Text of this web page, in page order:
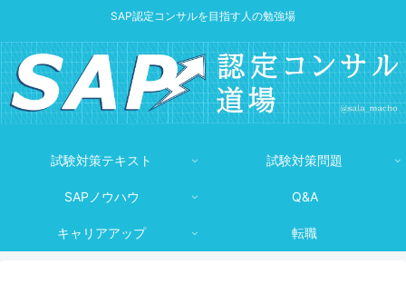
SAP認定コンサルを目指す人の勉強場
試験対策テキスト 試験対策問題
SAPノウハウ Q&A
キャリアアップ 転職